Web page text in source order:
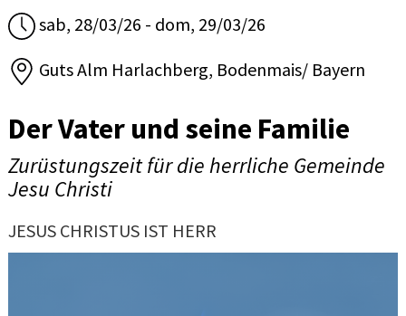
sab, 28/03/26 - dom, 29/03/26
Guts Alm Harlachberg, Bodenmais/ Bayern
Der Vater und seine Familie
Zurüstungszeit für die herrliche Gemeinde
Jesu Christi
JESUS CHRISTUS IST HERR